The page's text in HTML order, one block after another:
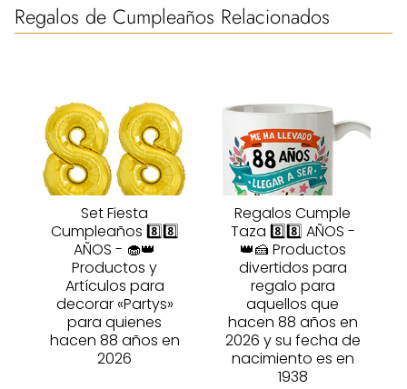
Regalos de Cumpleaños Relacionados
Set Fiesta
Cumpleaños 8️⃣8️⃣
AÑOS - 🧁👑
Productos y
Artículos para
decorar «Partys»
para quienes
hacen 88 años en
2026
Regalos Cumple
Taza 8️⃣8️⃣ AÑOS -
👑🍰 Productos
divertidos para
regalo para
aquellos que
hacen 88 años en
2026 y su fecha de
nacimiento es en
1938